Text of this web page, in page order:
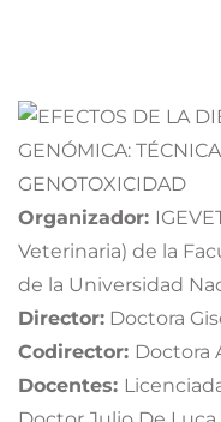
Organizador:
Veterinaria) de la
de la Universidad
Director: Doctora
Codirector: Doctora
Docentes: